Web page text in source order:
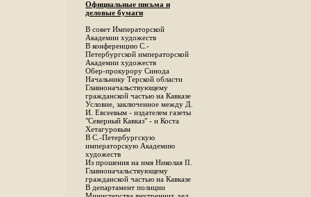
Официальные письма и
деловые бумаги
В совет Императорской
Академии художеств
В конференцию С.-
Петербургской императорской
Академии художеств
Обер-прокурору Синода
Начальнику Терской области
Главноначальствующему
гражданской частью на Кавказе
Условие, заключенное между Д.
И. Евсеевым - издателем газеты
"Северный Кавказ" - и Коста
Хетагуровым
В С.-Петербургскую
императорскую Академию
художеств
Из прошения на имя Николая II.
Главноначальствующему
гражданской частью на Кавказе
В департамент полиции